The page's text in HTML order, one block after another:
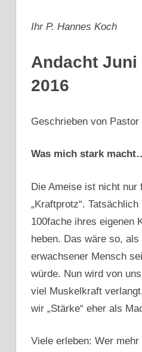
Ihr P. Hannes Koch
Andacht Juni
2016
Geschrieben von
Was mich stark
Die Ameise ist nicht
„Kraftprotz“.
100fache ihres eigenen
heben. Das wäre so, als
erwachsener Mensch
würde. Nun wird von
viel Muskelkraft
wir „Stärke“ eher als
Viele erleben: Wer